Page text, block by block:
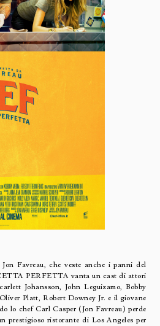
Favreau, che veste anche i panni del
PERFETTA vanta un cast di attori
Johansson, John Leguizamo, Bobby
Platt, Robert Downey Jr. e il giovane
lo chef Carl Casper (Jon Favreau) perde
prestigioso ristorante di Los Angeles per